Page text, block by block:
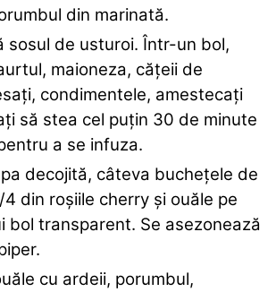
din marinată.
sosul de usturoi. Într-un bol,
maioneza, cățeii de
condimentele, amestecați
să stea cel puțin 30 de minute
a se infuza.
decojită, câteva buchețele de
din roșiile cherry și ouăle pe
bol transparent. Se asezonează
cu ardeii, porumbul,